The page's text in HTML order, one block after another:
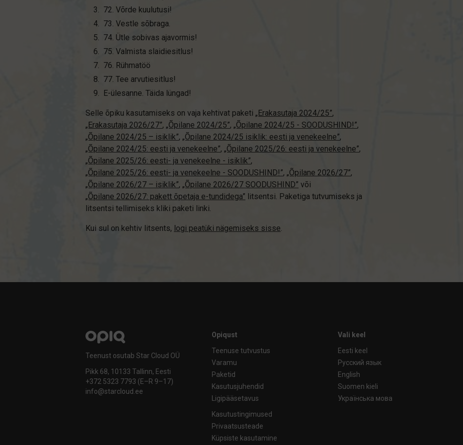
72. Võrde kuulutusi!
73. Vestle sõbraga.
74. Ütle sobivas ajavormis!
75. Valmista slaidiesitlus!
76. Rühmatöö
77. Tee arvutiesitlus!
E-ülesanne. Täida lüngad!
Selle õpiku kasutamiseks on vaja kehtivat paketi „Erakasutaja 2024/25”,
„Erakasutaja 2026/27”, „Õpilane 2024/25”, „Õpilane 2024/25 - SOODUSHIND!”,
„Õpilane 2024/25 – isiklik”, „Õpilane 2024/25 isiklik: eesti ja venekeelne”,
„Õpilane 2024/25: eesti ja venekeelne”, „Õpilane 2025/26: eesti ja venekeelne”,
„Õpilane 2025/26: eesti- ja venekeelne - isiklik”,
„Õpilane 2025/26: eesti- ja venekeelne - SOODUSHIND!”, „Õpilane 2026/27”,
„Õpilane 2026/27 – isiklik”, „Õpilane 2026/27 SOODUSHIND” või
„Õpilane 2026/27: pakett õpetaja e-tundidega” litsentsi. Paketiga tutvumiseks ja
litsentsi tellimiseks kliki paketi linki.
Kui sul on kehtiv litsents, logi peatüki nägemiseks sisse.
Teenust osutab Star Cloud OÜ
Pikk 68, 10133 Tallinn, Eesti
+372 5323 7793 (E–R 9–17)
info@starcloud.ee
Opiqust
Teenuse tutvustus
Varamu
Paketid
Kasutusjuhendid
Ligipääsetavus
Kasutustingimused
Privaatsusteade
Küpsiste kasutamine
Vali keel
Eesti keel
Русский язык
English
Suomen kieli
Українська мова